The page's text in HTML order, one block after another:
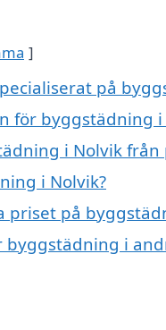
på
för byggstädning i
i Nolvik
i Nolvik?
på
byggstädning i